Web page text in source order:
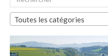
Toutes les catégories